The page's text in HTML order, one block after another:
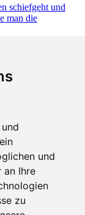
und
an Ihre
zu
(und wie nicht)
01